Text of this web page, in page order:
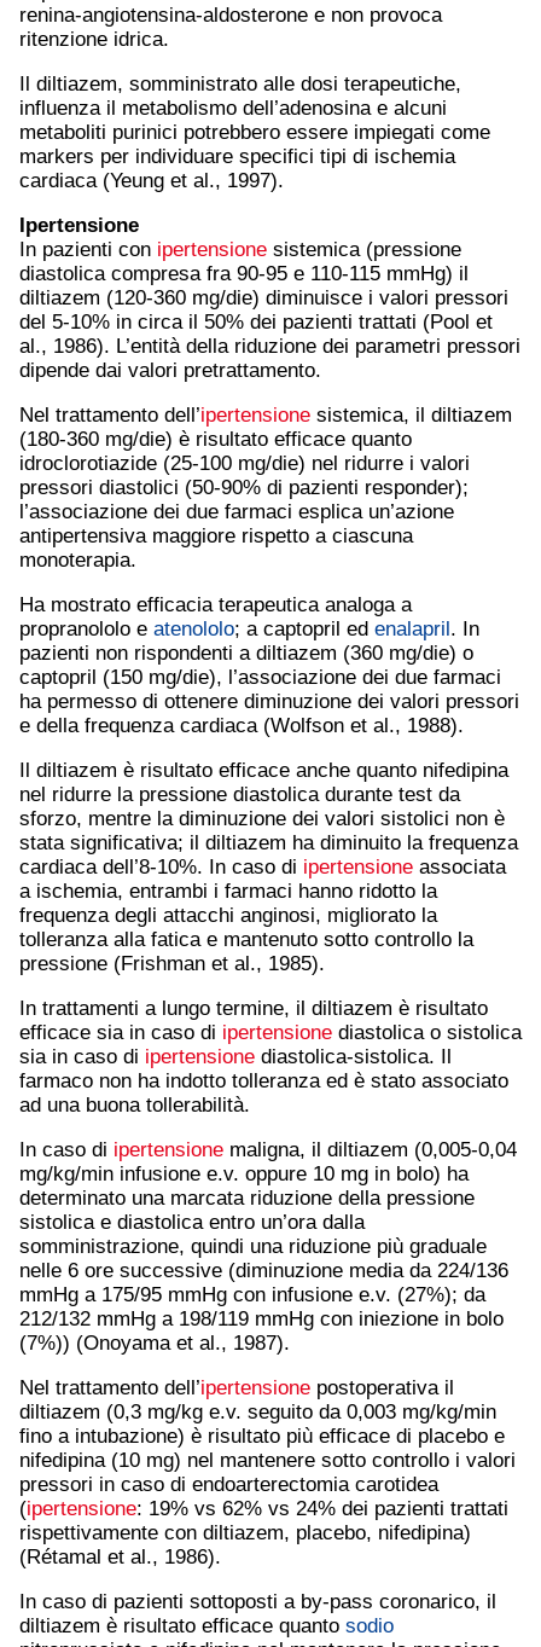
renina-angiotensina-aldosterone e non provoca
ritenzione idrica.
Il diltiazem, somministrato alle dosi terapeutiche,
influenza il metabolismo dell’adenosina e alcuni
metaboliti purinici potrebbero essere impiegati come
markers per individuare specifici tipi di ischemia
cardiaca (Yeung et al., 1997).
Ipertensione
In pazienti con ipertensione sistemica (pressione
diastolica compresa fra 90-95 e 110-115 mmHg) il
diltiazem (120-360 mg/die) diminuisce i valori pressori
del 5-10% in circa il 50% dei pazienti trattati (Pool et
al., 1986). L’entità della riduzione dei parametri pressori
dipende dai valori pretrattamento.
Nel trattamento dell’ipertensione sistemica, il diltiazem
(180-360 mg/die) è risultato efficace quanto
idroclorotiazide (25-100 mg/die) nel ridurre i valori
pressori diastolici (50-90% di pazienti responder);
l’associazione dei due farmaci esplica un’azione
antipertensiva maggiore rispetto a ciascuna
monoterapia.
Ha mostrato efficacia terapeutica analoga a
propranololo e atenololo; a captopril ed enalapril. In
pazienti non rispondenti a diltiazem (360 mg/die) o
captopril (150 mg/die), l’associazione dei due farmaci
ha permesso di ottenere diminuzione dei valori pressori
e della frequenza cardiaca (Wolfson et al., 1988).
Il diltiazem è risultato efficace anche quanto nifedipina
nel ridurre la pressione diastolica durante test da
sforzo, mentre la diminuzione dei valori sistolici non è
stata significativa; il diltiazem ha diminuito la frequenza
cardiaca dell’8-10%. In caso di ipertensione associata
a ischemia, entrambi i farmaci hanno ridotto la
frequenza degli attacchi anginosi, migliorato la
tolleranza alla fatica e mantenuto sotto controllo la
pressione (Frishman et al., 1985).
In trattamenti a lungo termine, il diltiazem è risultato
efficace sia in caso di ipertensione diastolica o sistolica
sia in caso di ipertensione diastolica-sistolica. Il
farmaco non ha indotto tolleranza ed è stato associato
ad una buona tollerabilità.
In caso di ipertensione maligna, il diltiazem (0,005-0,04
mg/kg/min infusione e.v. oppure 10 mg in bolo) ha
determinato una marcata riduzione della pressione
sistolica e diastolica entro un’ora dalla
somministrazione, quindi una riduzione più graduale
nelle 6 ore successive (diminuzione media da 224/136
mmHg a 175/95 mmHg con infusione e.v. (27%); da
212/132 mmHg a 198/119 mmHg con iniezione in bolo
(7%)) (Onoyama et al., 1987).
Nel trattamento dell’ipertensione postoperativa il
diltiazem (0,3 mg/kg e.v. seguito da 0,003 mg/kg/min
fino a intubazione) è risultato più efficace di placebo e
nifedipina (10 mg) nel mantenere sotto controllo i valori
pressori in caso di endoarterectomia carotidea
(ipertensione: 19% vs 62% vs 24% dei pazienti trattati
rispettivamente con diltiazem, placebo, nifedipina)
(Rétamal et al., 1986).
In caso di pazienti sottoposti a by-pass coronarico, il
diltiazem è risultato efficace quanto sodio